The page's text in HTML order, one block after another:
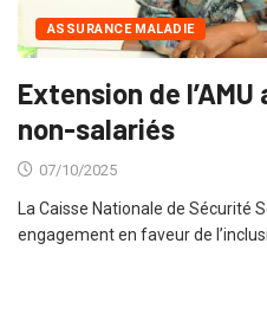
ASSURANCE MALADIE
Extension de
non-salariés
07/10/2025
La Caisse Nationale de Sécurité
engagement en faveur de